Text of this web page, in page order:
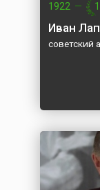
1922 —
Иван
советский